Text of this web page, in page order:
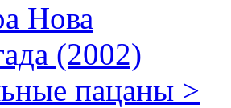
Нова
(2002)
пацаны >